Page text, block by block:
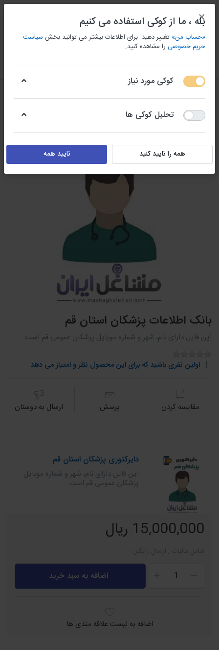
منو ورود/ثبت نام مقايسه كردن علاقه مندی سبد
بانک اطلاعات پزشکان استان قم
این فایل دارای نام، شهر و شماره موبایل پزشکان عمومی قم است.
اولین نفری باشید که برای این محصول نظر و امتیاز می دهد
مقايسه كردن پرسش ارسال به دوستان
دایرکتوری پزشکان استان قم
این فایل دارای نام، شهر و شماره موبایل
پزشکان عمومی قم است.
15,000,000 ریال
اضافه به سبد خرید
اضافه به لیست علاقه مندی ها
×
بله ، ما از کوکی استفاده می کنیم
«حساب من» تغییر دهید. برای اطلاعات بیشتر می توانید بخش سیاست
حریم خصوصی را مشاهده کنید.
کوکی مورد نیاز
تحلیل کوکی ها
همه را تایید کنید تایید همه